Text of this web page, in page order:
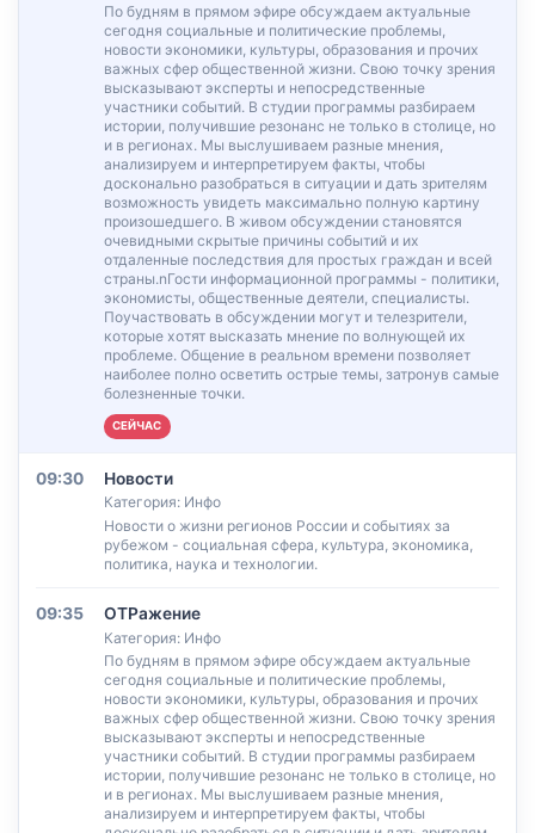
По будням в прямом эфире обсуждаем актуальные
сегодня социальные и политические проблемы,
новости экономики, культуры, образования и прочих
важных сфер общественной жизни. Свою точку зрения
высказывают эксперты и непосредственные
участники событий. В студии программы разбираем
истории, получившие резонанс не только в столице, но
и в регионах. Мы выслушиваем разные мнения,
анализируем и интерпретируем факты, чтобы
досконально разобраться в ситуации и дать зрителям
возможность увидеть максимально полную картину
произошедшего. В живом обсуждении становятся
очевидными скрытые причины событий и их
отдаленные последствия для простых граждан и всей
страны.nГости информационной программы - политики,
экономисты, общественные деятели, специалисты.
Поучаствовать в обсуждении могут и телезрители,
которые хотят высказать мнение по волнующей их
проблеме. Общение в реальном времени позволяет
наиболее полно осветить острые темы, затронув самые
болезненные точки.
СЕЙЧАС
09:30 Новости
Категория: Инфо
Новости о жизни регионов России и событиях за
рубежом - социальная сфера, культура, экономика,
политика, наука и технологии.
09:35 ОТРажение
Категория: Инфо
По будням в прямом эфире обсуждаем актуальные
сегодня социальные и политические проблемы,
новости экономики, культуры, образования и прочих
важных сфер общественной жизни. Свою точку зрения
высказывают эксперты и непосредственные
участники событий. В студии программы разбираем
истории, получившие резонанс не только в столице, но
и в регионах. Мы выслушиваем разные мнения,
анализируем и интерпретируем факты, чтобы